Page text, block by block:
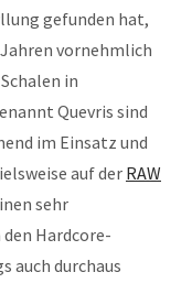
gefunden hat,
Jahren vornehmlich
in
Quevris sind
im Einsatz und
auf der RAW
sehr
Hardcore-
auch durchaus